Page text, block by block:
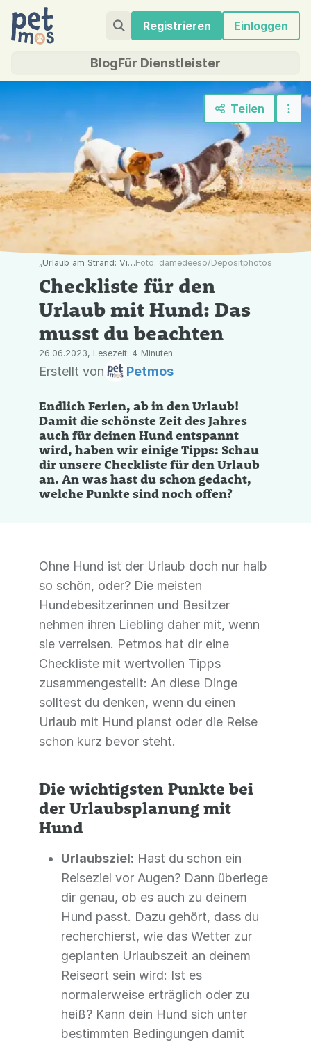
Registrieren Einloggen
BlogFür Dienstleister
Teilen
„Urlaub am Strand: Viele Hunde lieben es, im Sand herumzutoben. Petmos sagt dir, was du bei der Planung für einen Urlaub mit deinem Vierbeiner beachten solltest.“Foto: damedeeso/Depositphotos
Checkliste für den
Urlaub mit Hund: Das
musst du beachten
26.06.2023, Lesezeit: 4 Minuten
Erstellt von Petmos
Endlich Ferien, ab in den Urlaub!
Damit die schönste Zeit des Jahres
auch für deinen Hund entspannt
wird, haben wir einige Tipps: Schau
dir unsere Checkliste für den Urlaub
an. An was hast du schon gedacht,
welche Punkte sind noch offen?
Ohne Hund ist der Urlaub doch nur halb
so schön, oder? Die meisten
Hundebesitzerinnen und Besitzer
nehmen ihren Liebling daher mit, wenn
sie verreisen. Petmos hat dir eine
Checkliste mit wertvollen Tipps
zusammengestellt: An diese Dinge
solltest du denken, wenn du einen
Urlaub mit Hund planst oder die Reise
schon kurz bevor steht.
Die wichtigsten Punkte bei
der Urlaubsplanung mit
Hund
Urlaubsziel: Hast du schon ein
Reiseziel vor Augen? Dann überlege
dir genau, ob es auch zu deinem
Hund passt. Dazu gehört, dass du
recherchierst, wie das Wetter zur
geplanten Urlaubszeit an deinem
Reiseort sein wird: Ist es
normalerweise erträglich oder zu
heiß? Kann dein Hund sich unter
bestimmten Bedingungen damit